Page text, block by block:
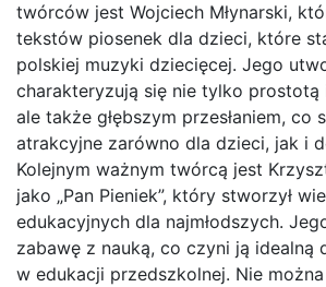
twórców jest Wojciech Młynarski,
tekstów piosenek dla dzieci, które
polskiej muzyki dziecięcej. Jego
charakteryzują się nie tylko prostotą
ale także głębszym przesłaniem, co
atrakcyjne zarówno dla dzieci, jak i
Kolejnym ważnym twórcą jest
jako „Pan Pieniek”, który stworzył
edukacyjnych dla najmłodszych.
zabawę z nauką, co czyni ją idealną
w edukacji przedszkolnej. Nie